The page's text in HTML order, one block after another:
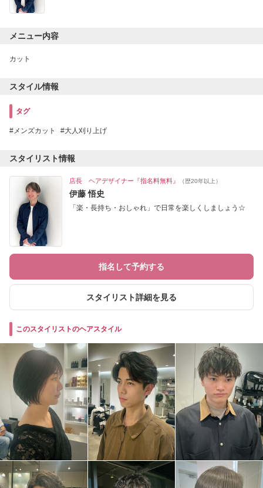
メニュー内容
カット
スタイル情報
タグ
メンズカット 大人刈り上げ
スタイリスト情報
店長 ヘアデザイナー『指名料無料』 （歴20年以上）
伊藤 悟史
「楽・長持ち・おしゃれ」で日常を楽しくしましょう☆
指名して予約する
スタイリスト詳細を見る
このスタイリストのヘアスタイル